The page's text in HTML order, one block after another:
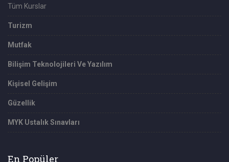
Tüm Kurslar
Turizm
Mutfak
Bilişim Teknolojileri Ve Yazılım
Kişisel Gelişim
Güzellik
MYK Ustalık Sınavları
En Popüler